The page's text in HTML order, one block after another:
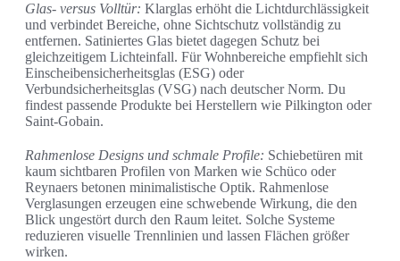
Glas- versus Volltür: Klarglas erhöht die Lichtdurchlässigkeit
und verbindet Bereiche, ohne Sichtschutz vollständig zu
entfernen. Satiniertes Glas bietet dagegen Schutz bei
gleichzeitigem Lichteinfall. Für Wohnbereiche empfiehlt sich
Einscheibensicherheitsglas (ESG) oder
Verbundsicherheitsglas (VSG) nach deutscher Norm. Du
findest passende Produkte bei Herstellern wie Pilkington oder
Saint-Gobain.
Rahmenlose Designs und schmale Profile: Schiebetüren mit
kaum sichtbaren Profilen von Marken wie Schüco oder
Reynaers betonen minimalistische Optik. Rahmenlose
Verglasungen erzeugen eine schwebende Wirkung, die den
Blick ungestört durch den Raum leitet. Solche Systeme
reduzieren visuelle Trennlinien und lassen Flächen größer
wirken.